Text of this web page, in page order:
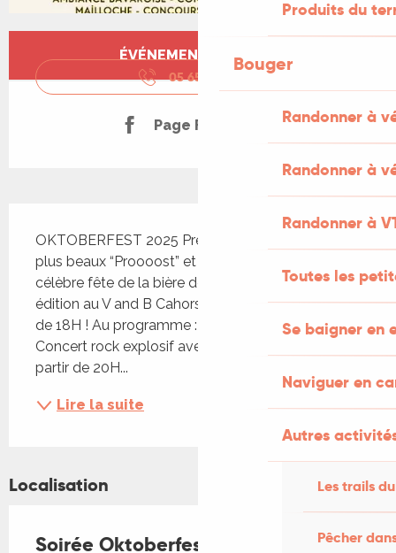
Produits du
Bouger
Randonner à
Randonner à
Randonner à
Toutes les
Se baigner en
Naviguer en
Autres
Les trails
Pêcher
Ouverture et coordonnées
ÉVÉNEMENT TERMINÉ
05 65 36 19
Page Facebook
OKTOBERFEST 2025 Préparez vos choppes, vos
plus beaux “Proooost” et votre bonne humeur : la
célèbre fête de la bière débarque pour sa 5ème
édition au V and B Cahors jeudi 2 octobre à partir
de 18H ! Au programme : - Ambiance bavaroise -
Concert rock explosif avec The Surfing Gésiers à
partir de 20H...
Lire la suite
Localisation
Soirée Oktoberfest au V and B